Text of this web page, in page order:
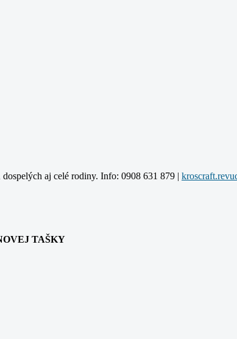
aj celé rodiny. Info: 0908 631 879 |
TAŠKY